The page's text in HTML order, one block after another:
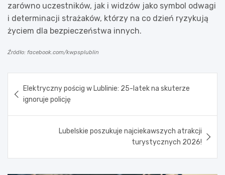
zarówno uczestników, jak i widzów jako symbol odwagi
i determinacji strażaków, którzy na co dzień ryzykują
życiem dla bezpieczeństwa innych.
Źródło: facebook.com/kwpsplublin
wpisu
Elektryczny pościg w Lublinie: 25-latek na skuterze
ignoruje policję
Lubelskie poszukuje najciekawszych atrakcji
turystycznych 2026!